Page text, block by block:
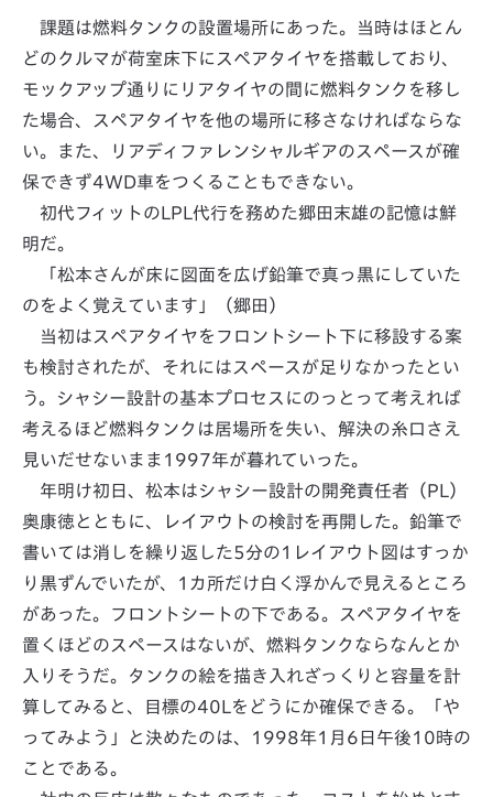
課題は燃料タンクの設置場所にあった。当時はほとん
どのクルマが荷室床下にスペアタイヤを搭載しており、
モックアップ通りにリアタイヤの間に燃料タンクを移し
た場合、スペアタイヤを他の場所に移さなければならな
い。また、リアディファレンシャルギアのスペースが確
保できず4WD車をつくることもできない。
初代フィットのLPL代行を務めた郷田末雄の記憶は鮮
明だ。
「松本さんが床に図面を広げ鉛筆で真っ黒にしていた
のをよく覚えています」（郷田）
当初はスペアタイヤをフロントシート下に移設する案
も検討されたが、それにはスペースが足りなかったとい
う。シャシー設計の基本プロセスにのっとって考えれば
考えるほど燃料タンクは居場所を失い、解決の糸口さえ
見いだせないまま1997年が暮れていった。
年明け初日、松本はシャシー設計の開発責任者（PL）
奥康徳とともに、レイアウトの検討を再開した。鉛筆で
書いては消しを繰り返した5分の1レイアウト図はすっか
り黒ずんでいたが、1カ所だけ白く浮かんで見えるところ
があった。フロントシートの下である。スペアタイヤを
置くほどのスペースはないが、燃料タンクならなんとか
入りそうだ。タンクの絵を描き入れざっくりと容量を計
算してみると、目標の40Lをどうにか確保できる。「や
ってみよう」と決めたのは、1998年1月6日午後10時の
ことである。